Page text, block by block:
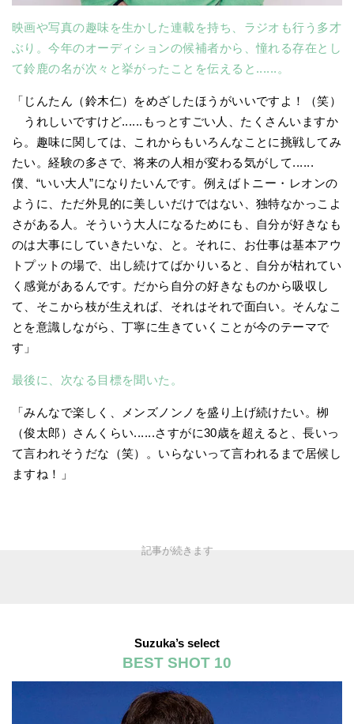
映画や写真の趣味を生かした連載を持ち、ラジオも行う多才
ぶり。今年のオーディションの候補者から、憧れる存在とし
て鈴鹿の名が次々と挙がったことを伝えると......。
「じんたん（鈴木仁）をめざしたほうがいいですよ！（笑）
うれしいですけど......もっとすごい人、たくさんいますか
ら。趣味に関しては、これからもいろんなことに挑戦してみ
たい。経験の多さで、将来の人相が変わる気がして......
僕、“いい大人”になりたいんです。例えばトニー・レオンの
ように、ただ外見的に美しいだけではない、独特なかっこよ
さがある人。そういう大人になるためにも、自分が好きなも
のは大事にしていきたいな、と。それに、お仕事は基本アウ
トプットの場で、出し続けてばかりいると、自分が枯れてい
く感覚があるんです。だから自分の好きなものから吸収し
て、そこから枝が生えれば、それはそれで面白い。そんなこ
とを意識しながら、丁寧に生きていくことが今のテーマで
す」
最後に、次なる目標を聞いた。
「みんなで楽しく、メンズノンノを盛り上げ続けたい。栁
（俊太郎）さんくらい......さすがに30歳を超えると、長いっ
て言われそうだな（笑）。いらないって言われるまで居候し
ますね！」
Suzuka’s select
BEST SHOT 10